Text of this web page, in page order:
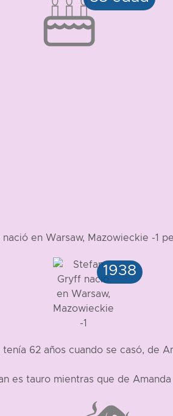
nació en Warsaw, Mazowieckie -1
tenía 62 años cuando se casó, de
es tauro mientras que de